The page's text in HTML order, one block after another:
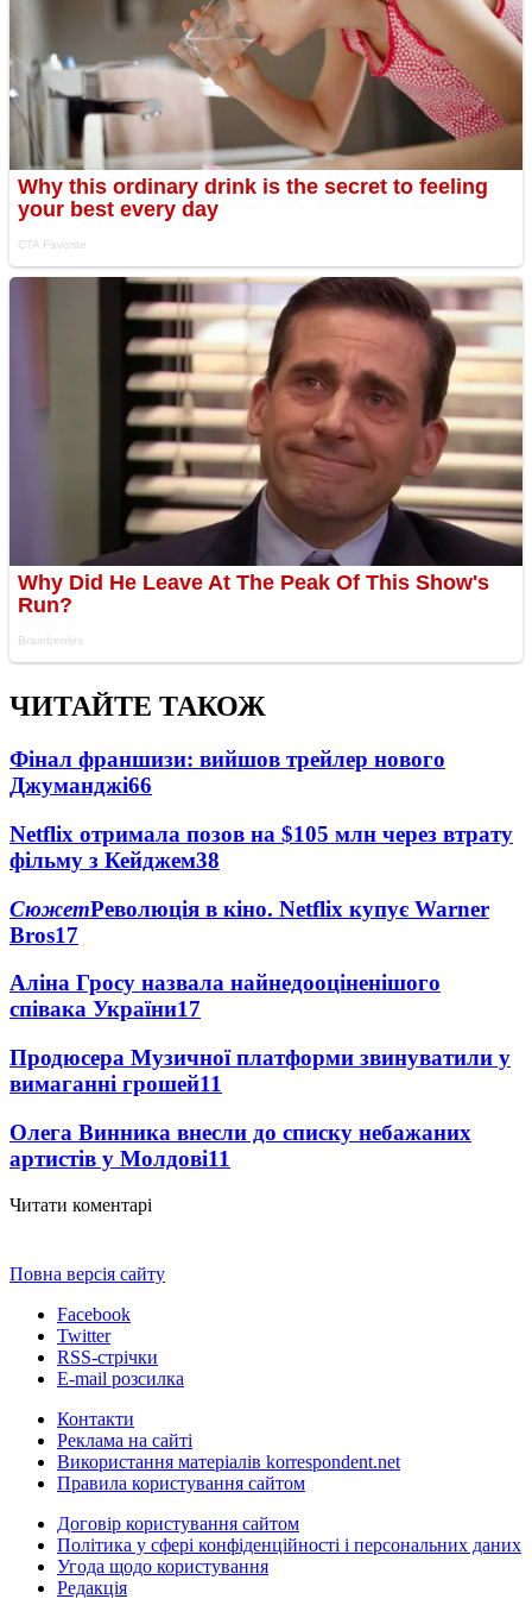
ЧИТАЙТЕ ТАКОЖ
Фінал франшизи: вийшов трейлер нового
Джуманджі66
Netflix отримала позов на $105 млн через втрату
фільму з Кейджем38
СюжетРеволюція в кіно. Netflix купує Warner
Bros17
Аліна Гросу назвала найнедооціненішого
співака України17
Продюсера Музичної платформи звинуватили у
вимаганні грошей11
Олега Винника внесли до списку небажаних
артистів у Молдові11
Читати коментарі
Повна версія сайту
Facebook
Twitter
RSS-стрічки
E-mail розсилка
Контакти
Реклама на сайті
Використання матеріалів korrespondent.net
Правила користування сайтом
Договір користування сайтом
Політика у сфері конфіденційності і персональних даних
Угода щодо користування
Редакція